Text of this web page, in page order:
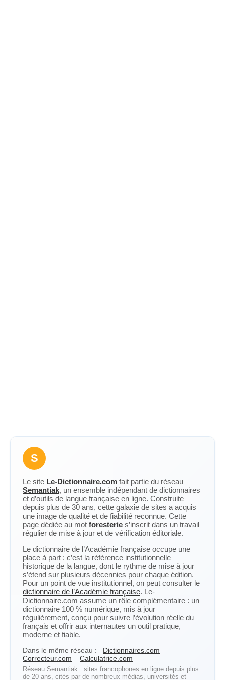
S
Le site Le-Dictionnaire.com fait partie du réseau
Semantiak, un ensemble indépendant de dictionnaires
et d’outils de langue française en ligne. Construite
depuis plus de 30 ans, cette galaxie de sites a acquis
une image de qualité et de fiabilité reconnue. Cette
page dédiée au mot foresterie s’inscrit dans un travail
régulier de mise à jour et de vérification éditoriale.
Le dictionnaire de l’Académie française occupe une
place à part : c’est la référence institutionnelle
historique de la langue, dont le rythme de mise à jour
s’étend sur plusieurs décennies pour chaque édition.
Pour un point de vue institutionnel, on peut consulter le
dictionnaire de l’Académie française. Le-
Dictionnaire.com assume un rôle complémentaire : un
dictionnaire 100 % numérique, mis à jour
régulièrement, conçu pour suivre l’évolution réelle du
français et offrir aux internautes un outil pratique,
moderne et fiable.
Dans le même réseau :
Dictionnaires.com
Correcteur.com
Calculatrice.com
Réseau Semantiak : sites francophones en ligne depuis plus
de 20 ans, cités par de nombreux médias, universités et